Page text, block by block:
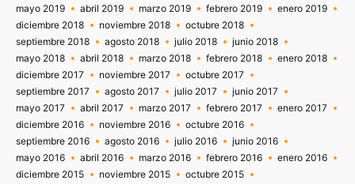
mayo 2019
abril 2019 marzo 2019 febrero 2019
enero 2019
diciembre 2018
noviembre 2018
octubre 2018
septiembre 2018
agosto 2018 julio 2018
junio 2018
mayo 2018
abril 2018 marzo 2018 febrero 2018
enero 2018
diciembre 2017
noviembre 2017
octubre 2017
septiembre 2017
agosto 2017 julio 2017
junio 2017
mayo 2017
abril 2017 marzo 2017 febrero 2017
enero 2017
diciembre 2016
noviembre 2016
octubre 2016
septiembre 2016
agosto 2016 julio 2016
junio 2016
mayo 2016
abril 2016 marzo 2016 febrero 2016
enero 2016
diciembre 2015
noviembre 2015
octubre 2015